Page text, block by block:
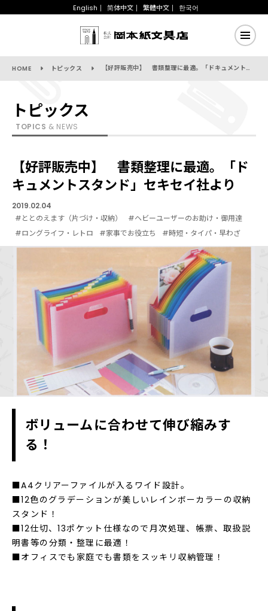
English 简体中文 繁體中文 한국어
HOME トピックス 【好評販売中】 書類整理に最適。「ドキュメントスタンド」セキセイ社より
トピックス
TOPICS & NEWS
【好評販売中】 書類整理に最適。「ド
キュメントスタンド」セキセイ社より
2019.02.04
#ととのえます（片づけ・収納）
#ヘビーユーザーのお助け・御用達
#ロングライフ・レトロ
#家事でお役立ち #時短・タイパ・早わざ
ボリュームに合わせて伸び縮みす
る！
■A4クリアーファイルが入るワイド設計。
■12色のグラデーションが美しいレインボーカラーの収納
スタンド！
■12仕切、13ポケット仕様なので月次処理、帳票、取扱説
明書等の分類・整理に最適！
■オフィスでも家庭でも書類をスッキリ収納管理！